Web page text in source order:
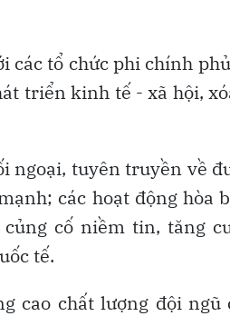
các tổ chức phi chính
triển kinh tế - xã hội,
ngoại, tuyên truyền về
các hoạt động hòa
cố niềm tin, tăng
tế.
cao chất lượng đội ngũ